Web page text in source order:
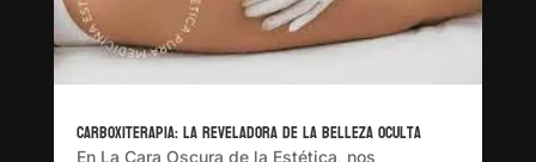
Carboxiterapia: La Reveladora de la Belleza Oculta
En La Cara Oscura de la Estética, nos